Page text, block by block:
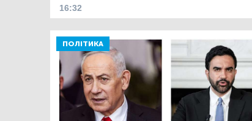
16:32
ПОЛІТИКА